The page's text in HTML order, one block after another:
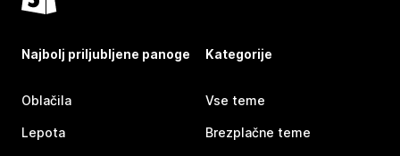
Najbolj priljubljene panoge
Oblačila
Lepota
Kategorije
Vse teme
Brezplačne teme